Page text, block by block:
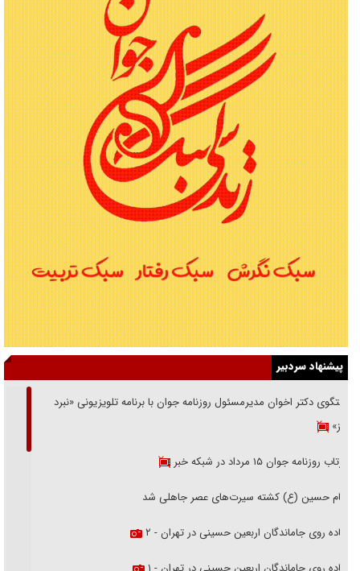
پیشنهاد سردبیر
گفتگوی دکتر اخوان مدیرمسئول روزنامه جوان با برنامه تلویزیونی «نبرد
هرمز»
بازتاب روزنامه جوان ۱۵ مرداد در شبکه خبر
امام حسین (ع) کشته سیرت‌های عصر جاهلی شد
پیاده روی جاماندگان اربعین حسینی در تهران - ۲